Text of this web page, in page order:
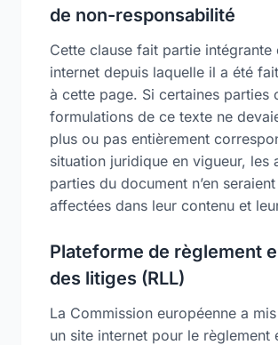
de non-responsabilité
Cette clause fait partie intégrante
internet depuis laquelle il a été
à cette page. Si certaines parties
formulations de ce texte ne
plus ou pas entièrement
situation juridique en vigueur, les
parties du document n’en
affectées dans leur contenu et
Plateforme de règlement
des litiges (RLL)
La Commission européenne a
un site internet pour le règlement